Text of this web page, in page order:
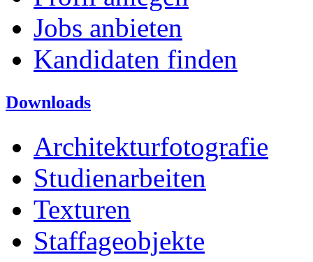
Jobs anbieten
Kandidaten finden
Downloads
Architekturfotografie
Studienarbeiten
Texturen
Staffageobjekte